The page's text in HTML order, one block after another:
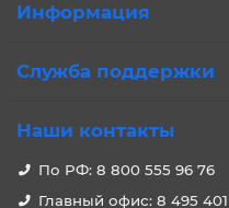
Информация
Служба поддержки
Наши контакты
По РФ: 8 800 555 96 76
Главный офис: 8 495